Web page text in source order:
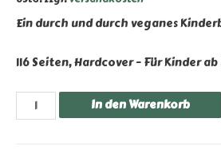
Ein durch und durch veganes
116 Seiten, Hardcover – Für Kinder
Schlunz
–
In den Warenkorb